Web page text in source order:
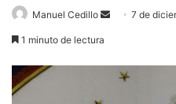
Manuel Cedillo
Send7 de
1 minuto de lectura